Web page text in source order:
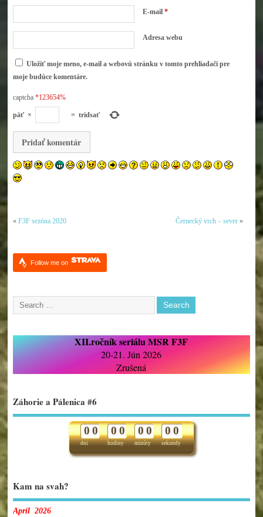
E-mail *
Adresa webu
Uložiť moje meno, e-mail a webovú stránku v tomto prehliadači pre
moje budúce komentáre.
captcha*123654%
päť × = tridsať
« F3F sezóna 2020 Černecký vrch – sever»
Follow me on
XII.ročník seriálu MSR F3F
20-21. Jún 2026
Zrušená
Záhorie a Pálenica #6
dni
0 0
hodiny
0 0
minúty
0 0
sekundy
0 0
Kam na svah?
Apríl 2026